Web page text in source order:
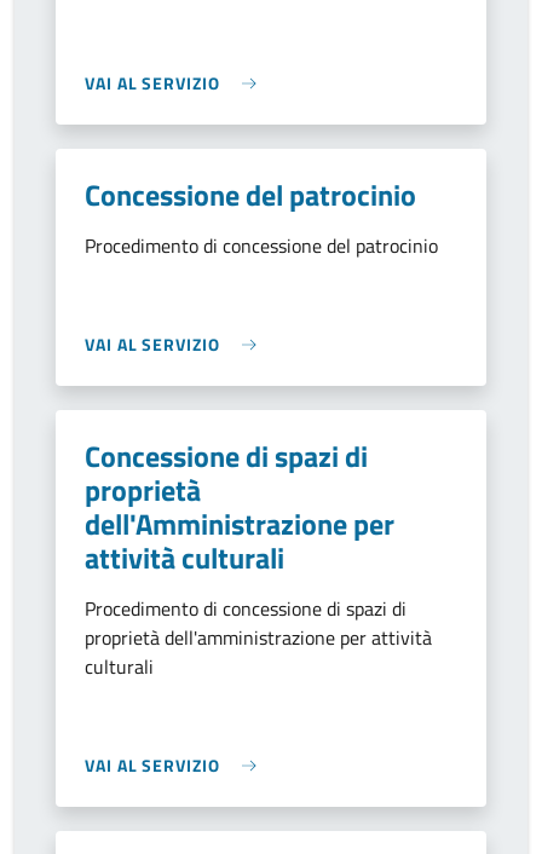
VAI AL SERVIZIO
Concessione del patrocinio
Procedimento di concessione del patrocinio
VAI AL SERVIZIO
Concessione di spazi di
proprietà
dell'Amministrazione per
attività culturali
Procedimento di concessione di spazi di
proprietà dell'amministrazione per attività
culturali
VAI AL SERVIZIO